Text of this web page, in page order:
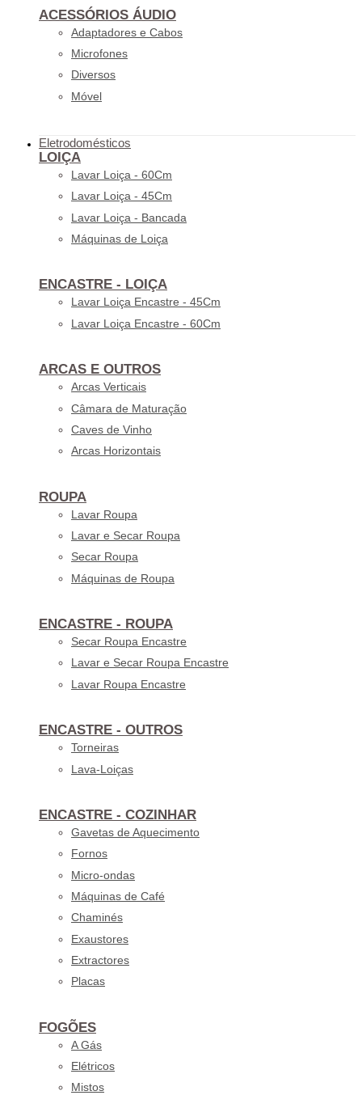
ACESSÓRIOS ÁUDIO
Adaptadores e Cabos
Microfones
Diversos
Móvel
Eletrodomésticos
LOIÇA
Lavar Loiça - 60Cm
Lavar Loiça - 45Cm
Lavar Loiça - Bancada
Máquinas de Loiça
ENCASTRE - LOIÇA
Lavar Loiça Encastre - 45Cm
Lavar Loiça Encastre - 60Cm
ARCAS E OUTROS
Arcas Verticais
Câmara de Maturação
Caves de Vinho
Arcas Horizontais
ROUPA
Lavar Roupa
Lavar e Secar Roupa
Secar Roupa
Máquinas de Roupa
ENCASTRE - ROUPA
Secar Roupa Encastre
Lavar e Secar Roupa Encastre
Lavar Roupa Encastre
ENCASTRE - OUTROS
Torneiras
Lava-Loiças
ENCASTRE - COZINHAR
Gavetas de Aquecimento
Fornos
Micro-ondas
Máquinas de Café
Chaminés
Exaustores
Extractores
Placas
FOGÕES
A Gás
Elétricos
Mistos